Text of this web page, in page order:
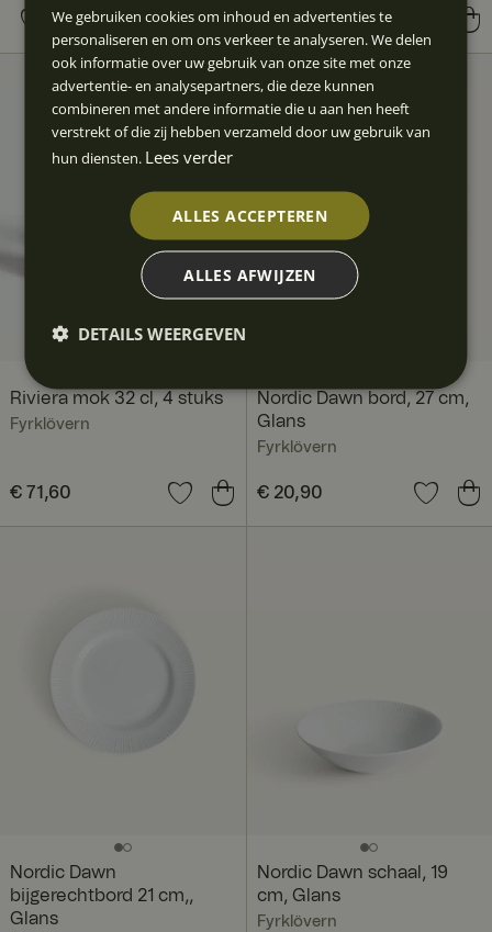
€ 161,80 Vorige prijs :
Prijs:€ 59,60
€ 59,60
Riviera mok 32 cl, 4 stuks
Fyrklövern
Prijs:€ 71,60
€ 71,60
Nordic Dawn bord, 27 cm,
Glans
Fyrklövern
Prijs:€ 20,90
€ 20,90
Nordic Dawn
bijgerechtbord 21 cm,,
Glans
Nordic Dawn schaal, 19
cm, Glans
Fyrklövern
We gebruiken cookies om inhoud en advertenties te
personaliseren en om ons verkeer te analyseren. We delen
ook informatie over uw gebruik van onze site met onze
advertentie- en analysepartners, die deze kunnen
combineren met andere informatie die u aan hen heeft
verstrekt of die zij hebben verzameld door uw gebruik van
hun diensten. Lees verder
ALLES ACCEPTEREN
ALLES AFWIJZEN
DETAILS WEERGEVEN